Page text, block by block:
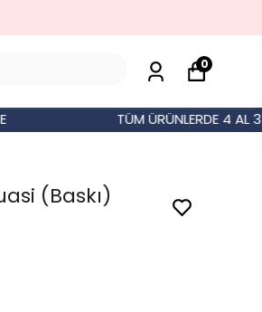
0
TÜM ÜRÜNLERDE 4 AL 3
(Baskı)